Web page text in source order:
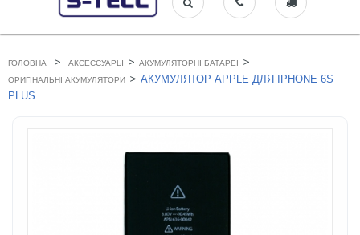
ГОЛОВНА > АКСЕССУАРЫ > АКУМУЛЯТОРНІ БАТАРЕЇ >
ОРИГІНАЛЬНІ АКУМУЛЯТОРИ > АКУМУЛЯТОР APPLE ДЛЯ IPHONE 6S
PLUS